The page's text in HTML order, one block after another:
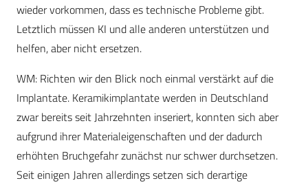
wieder vorkommen, dass es technische Probleme gibt.
Letztlich müssen KI und alle anderen unterstützen und
helfen, aber nicht ersetzen.
WM: Richten wir den Blick noch einmal verstärkt auf die
Implantate. Keramikimplantate werden in Deutschland
zwar bereits seit Jahrzehnten inseriert, konnten sich aber
aufgrund ihrer Materialeigenschaften und der dadurch
erhöhten Bruchgefahr zunächst nur schwer durchsetzen.
Seit einigen Jahren allerdings setzen sich derartige